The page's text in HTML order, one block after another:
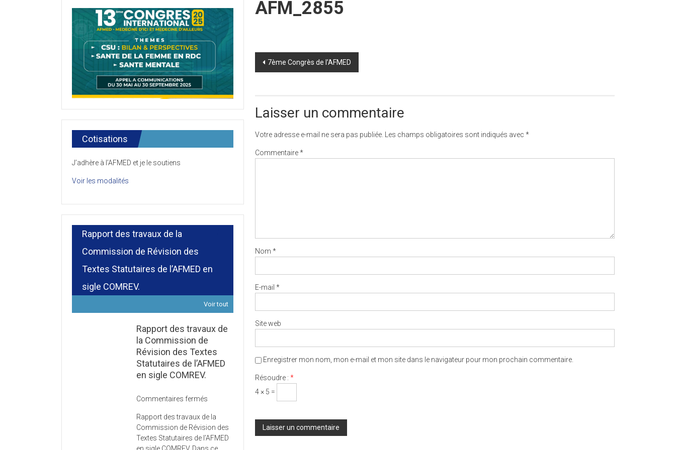
AFM_2855
Post
7ème Congrès de l’AFMED
Laisser un commentaire
Votre adresse e-mail ne sera pas publiée. Les champs obligatoires sont indiqués avec *
Commentaire*
Nom *
E-mail *
Site web
Enregistrer mon nom, mon e-mail et mon site dans le navigateur pour mon prochain commentaire.
Résoudre : *
4 × 5 =
Cotisations
J’adhère à l’AFMED et je le soutiens
Voir les modalités
Rapport des travaux de la
Commission de Révision des
Textes Statutaires de l’AFMED en
sigle COMREV.
Voir tout
Rapport des travaux de
la Commission de
Révision des Textes
Statutaires de l’AFMED
en sigle COMREV.
Commentaires fermés
des
travaux
de
Rapport des travaux de la
Commission de Révision des
Textes Statutaires de l’AFMED
en sigle COMREV. Dans ce